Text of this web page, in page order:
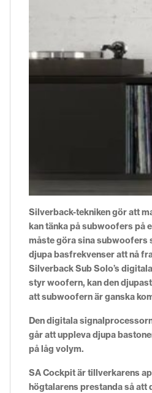
Silverback-tekniken gör att
kan tänka på subwoofers på
måste göra sina subwoofers
djupa basfrekvenser att nå
Silverback Sub Solo’s
styr woofern, kan den
att subwoofern är ganska
Den digitala
går att uppleva djupa
på låg volym.
SA Cockpit är tillverkarens
högtalarens prestanda så att